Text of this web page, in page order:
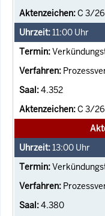
C 3/26
11:00 Uhr
4.352
C 3/26
13:00 Uhr
4.380